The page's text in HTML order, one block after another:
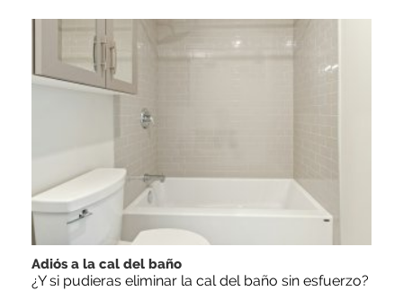
Adiós a la cal del baño
¿Y si pudieras eliminar la cal del baño sin esfuerzo?